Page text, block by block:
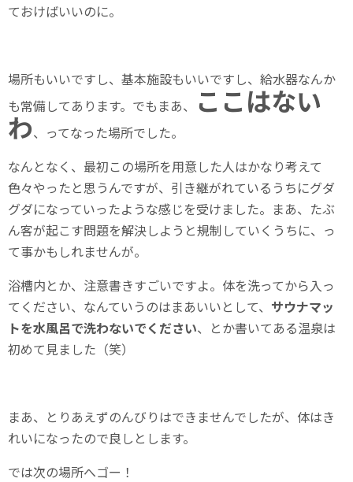
ておけばいいのに。
場所もいいですし、基本施設もいいですし、給水器なんか
も常備してあります。でもまあ、
ここはない
わ、ってなった場所でした。
なんとなく、最初この場所を用意した人はかなり考えて
色々やったと思うんですが、引き継がれているうちにグダ
グダになっていったような感じを受けました。まあ、たぶ
ん客が起こす問題を解決しようと規制していくうちに、っ
て事かもしれませんが。
浴槽内とか、注意書きすごいですよ。体を洗ってから入っ
てください、なんていうのはまあいいとして、 サウナマッ
トを水風呂で洗わないでください、とか書いてある温泉は
初めて見ました（笑）
まあ、とりあえずのんびりはできませんでしたが、体はき
れいになったので良しとします。
では次の場所へゴー！